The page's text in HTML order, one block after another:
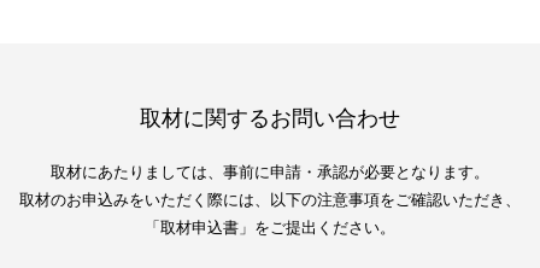
取材に関するお問い合わせ
取材にあたりましては、 事前に申請・承認が必要となります。
取材のお申込みをいただく際には、
以下の注意事項をご確認いただき、
「取材申込書」をご提出ください。